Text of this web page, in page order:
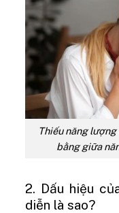
Thiếu năng
bằng giữa
2. Dấu hiệu
diễn là sao?